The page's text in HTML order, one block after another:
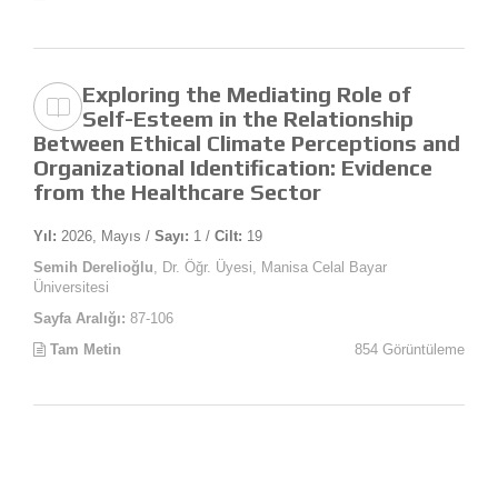
Exploring the Mediating Role of
Self-Esteem in the Relationship
Between Ethical Climate Perceptions and
Organizational Identification: Evidence
from the Healthcare Sector
Yıl: 2026, Mayıs / Sayı: 1 / Cilt: 19
Semih Derelioğlu , Dr. Öğr. Üyesi, Manisa Celal Bayar
Üniversitesi
Sayfa Aralığı: 87-106
Tam Metin
854 Görüntüleme